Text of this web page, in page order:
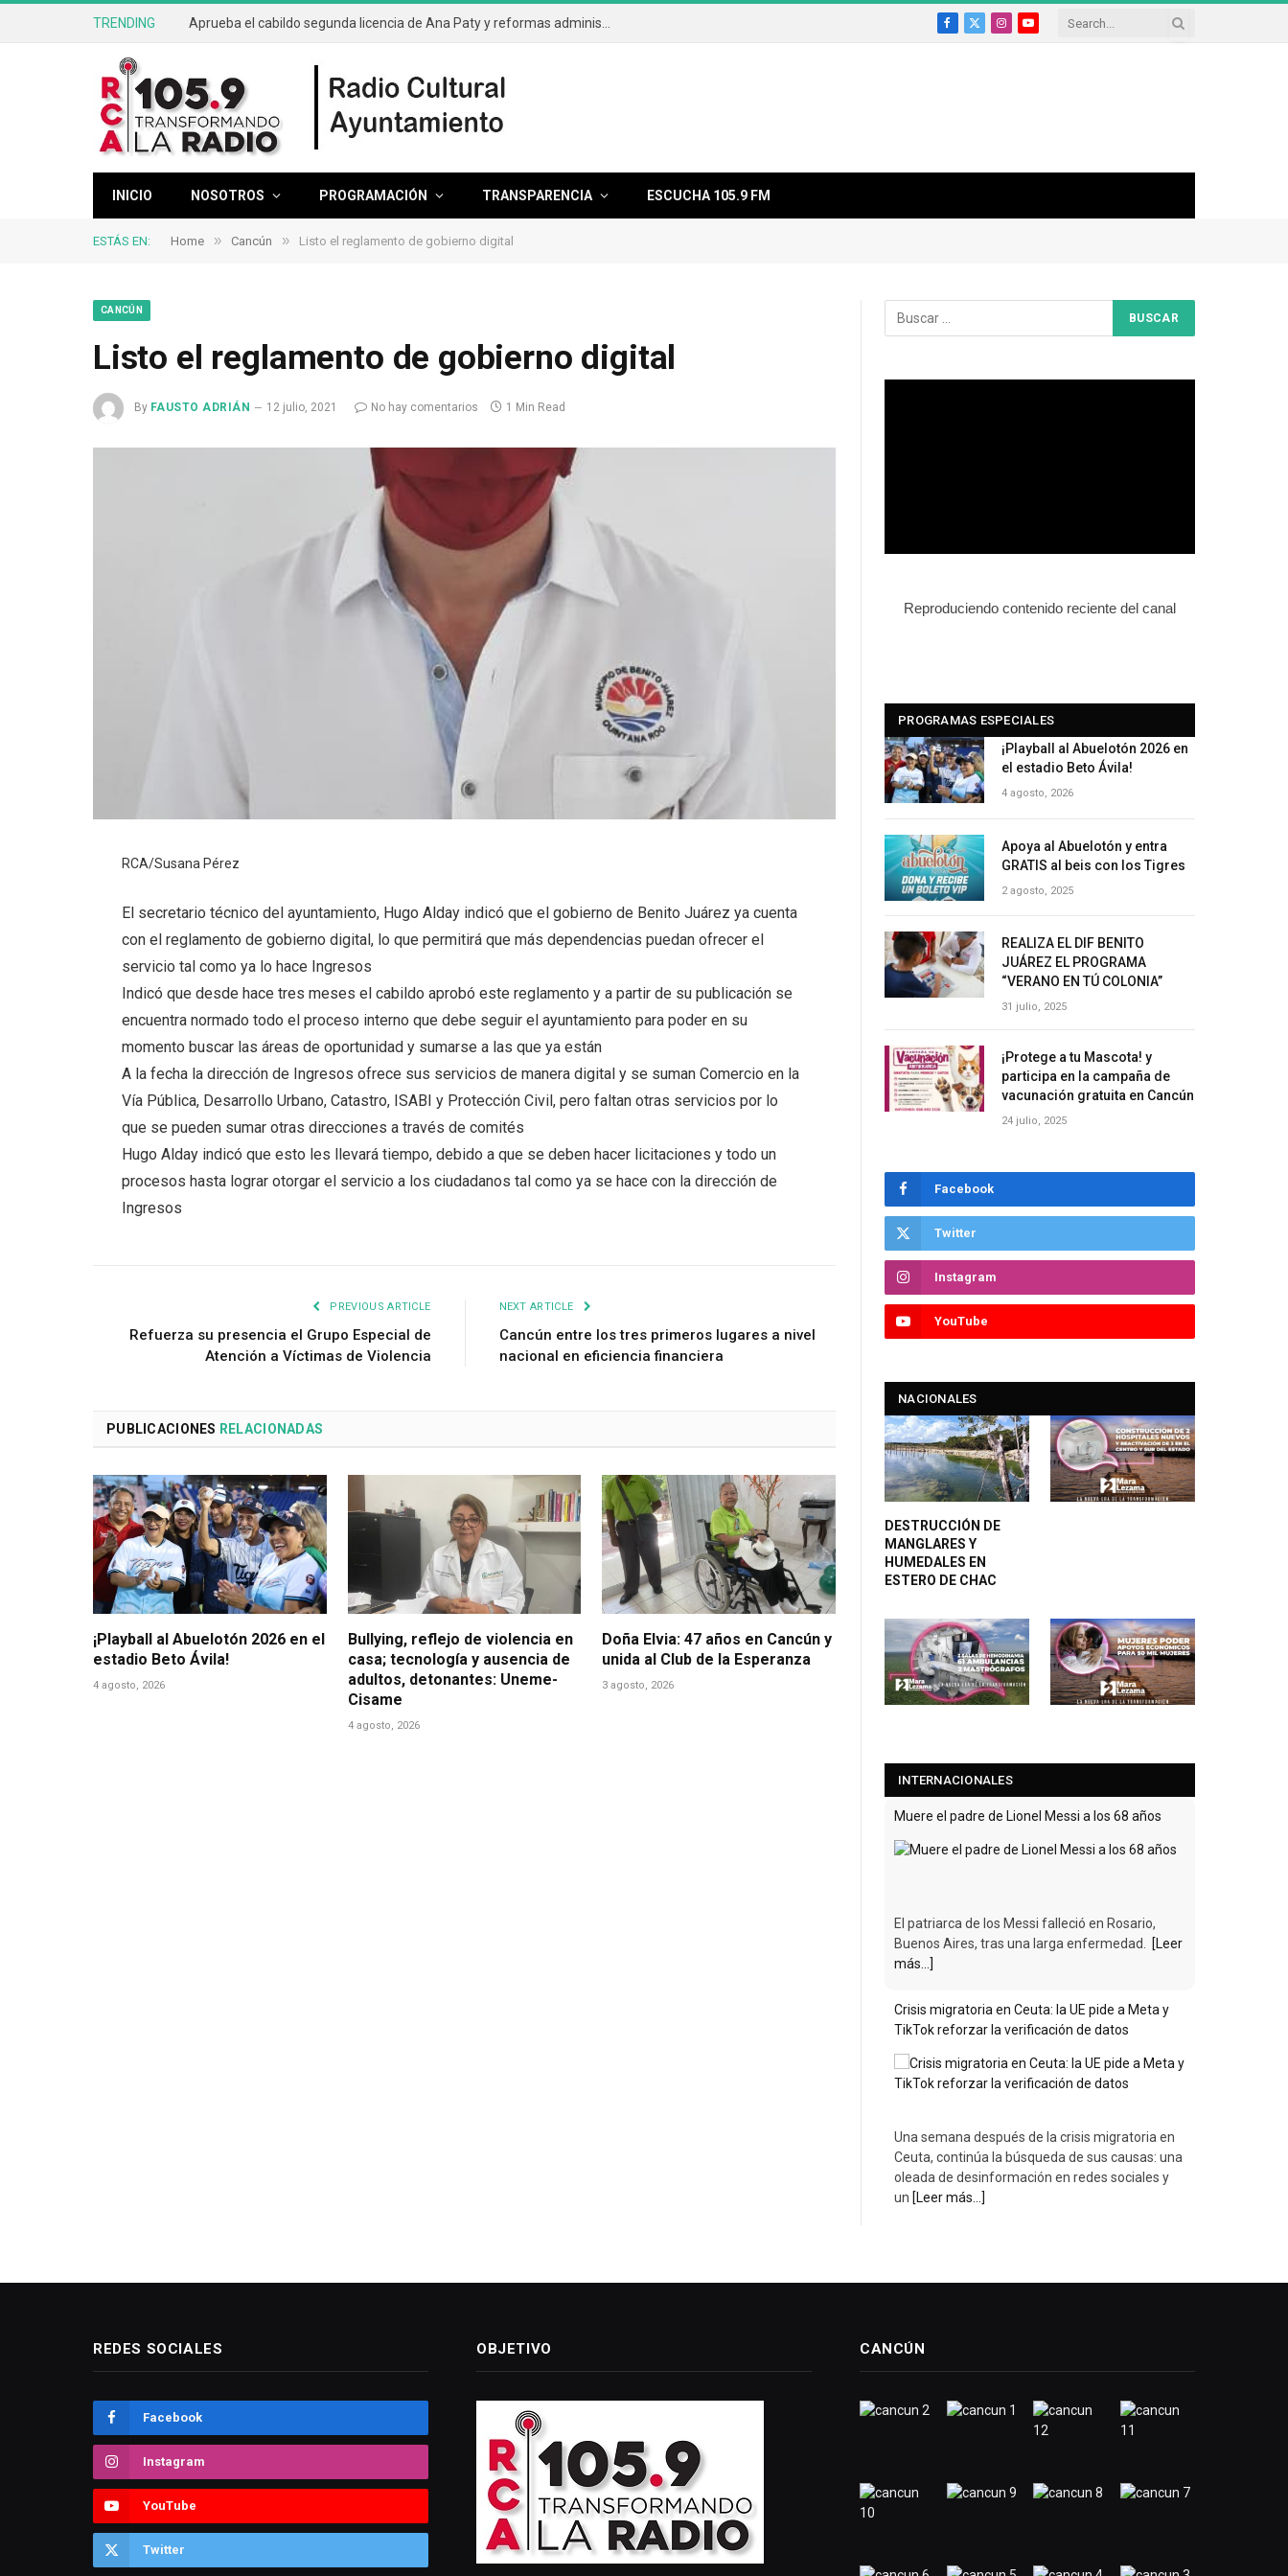
TRENDING
Facebook
X
InstagramYouTube
INICIO NOSOTROS PROGRAMACIÓN TRANSPARENCIA ESCUCHA 105.9 FM
ESTÁS EN: Home » Cancún » Listo el reglamento de gobierno digital
CANCÚN
Listo el reglamento de gobierno digital
By FAUSTO ADRIÁN 12 julio, 2021 No hay comentarios 1 Min Read
RCA/Susana Pérez
El secretario técnico del ayuntamiento, Hugo Alday indicó que el gobierno de Benito Juárez ya cuenta
con el reglamento de gobierno digital, lo que permitirá que más dependencias puedan ofrecer el
servicio tal como ya lo hace Ingresos
Indicó que desde hace tres meses el cabildo aprobó este reglamento y a partir de su publicación se
encuentra normado todo el proceso interno que debe seguir el ayuntamiento para poder en su
momento buscar las áreas de oportunidad y sumarse a las que ya están
A la fecha la dirección de Ingresos ofrece sus servicios de manera digital y se suman Comercio en la
Vía Pública, Desarrollo Urbano, Catastro, ISABI y Protección Civil, pero faltan otras servicios por lo
que se pueden sumar otras direcciones a través de comités
Hugo Alday indicó que esto les llevará tiempo, debido a que se deben hacer licitaciones y todo un
procesos hasta lograr otorgar el servicio a los ciudadanos tal como ya se hace con la dirección de
Ingresos
PREVIOUS ARTICLE
Refuerza su presencia el Grupo Especial de
Atención a Víctimas de Violencia
NEXT ARTICLE
Cancún entre los tres primeros lugares a nivel
nacional en eficiencia financiera
PUBLICACIONES RELACIONADAS
¡Playball al Abuelotón 2026 en el
estadio Beto Ávila!
4 agosto, 2026
Bullying, reflejo de violencia en
casa; tecnología y ausencia de
adultos, detonantes: Uneme-
Cisame
4 agosto, 2026
Doña Elvia: 47 años en Cancún y
unida al Club de la Esperanza
3 agosto, 2026
Reproduciendo contenido reciente del canal
PROGRAMAS ESPECIALES
¡Playball al Abuelotón 2026 en
el estadio Beto Ávila!
4 agosto, 2026
Apoya al Abuelotón y entra
GRATIS al beis con los Tigres
2 agosto, 2025
REALIZA EL DIF BENITO
JUÁREZ EL PROGRAMA
“VERANO EN TÚ COLONIA”
31 julio, 2025
¡Protege a tu Mascota! y
participa en la campaña de
vacunación gratuita en Cancún
24 julio, 2025
Facebook
Twitter
Instagram
YouTube
NACIONALES
DESTRUCCIÓN DE
MANGLARES Y
HUMEDALES EN
ESTERO DE CHAC
INTERNACIONALES
Muere el padre de Lionel Messi a los 68 años
El patriarca de los Messi falleció en Rosario,
Buenos Aires, tras una larga enfermedad.
[Leer
más...]
Crisis migratoria en Ceuta: la UE pide a Meta y
TikTok reforzar la verificación de datos
Una semana después de la crisis migratoria en
Ceuta, continúa la búsqueda de sus causas: una
oleada de desinformación en redes sociales y
un [Leer más...]
REDES SOCIALES
Facebook
Instagram
YouTube
Twitter
OBJETIVO CANCÚN